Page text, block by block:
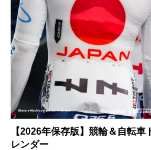
【2026年保存版】競輪＆自転
レンダー